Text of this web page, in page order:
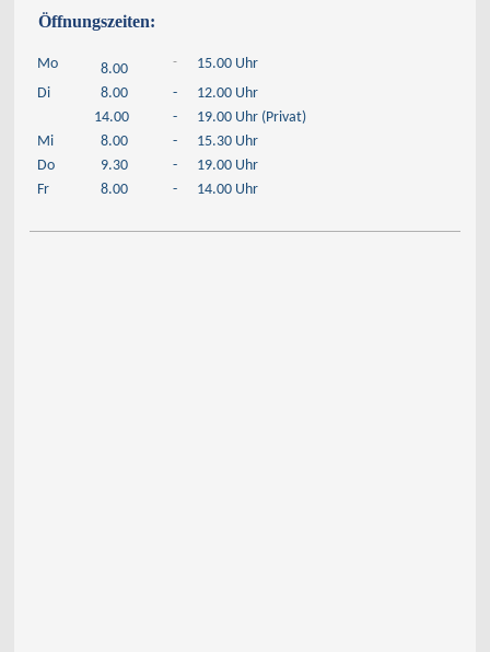
Öffnungszeiten:
Mo 8.00 -
15.00 Uhr
Di
8.00
14.00
-
-
12.00 Uhr
19.00 Uhr (Privat)
Mi
8.00 -
15.30 Uhr
Do
9.30 -
19.00 Uhr
Fr
8.00 - 14.00 Uhr